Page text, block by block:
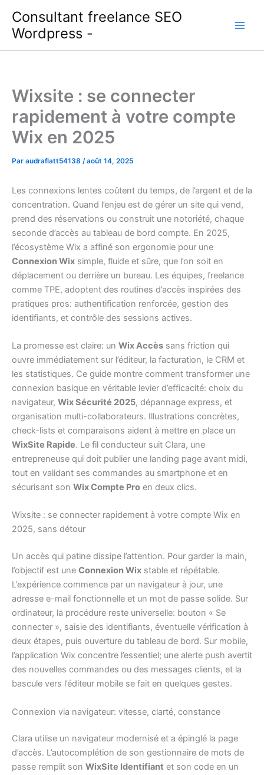
contenu
Consultant freelance SEO
Wordpress -
Wixsite : se connecter
rapidement à votre compte
Wix en 2025
Par audraflatt54138 /août 14, 2025
Les connexions lentes coûtent du temps, de l’argent et de la
concentration. Quand l’enjeu est de gérer un site qui vend,
prend des réservations ou construit une notoriété, chaque
seconde d’accès au tableau de bord compte. En 2025,
l’écosystème Wix a affiné son ergonomie pour une
Connexion Wix simple, fluide et sûre, que l’on soit en
déplacement ou derrière un bureau. Les équipes, freelance
comme TPE, adoptent des routines d’accès inspirées des
pratiques pros: authentification renforcée, gestion des
identifiants, et contrôle des sessions actives.
La promesse est claire: un Wix Accès sans friction qui
ouvre immédiatement sur l’éditeur, la facturation, le CRM et
les statistiques. Ce guide montre comment transformer une
connexion basique en véritable levier d’efficacité: choix du
navigateur, Wix Sécurité 2025, dépannage express, et
organisation multi-collaborateurs. Illustrations concrètes,
check-lists et comparaisons aident à mettre en place un
WixSite Rapide. Le fil conducteur suit Clara, une
entrepreneuse qui doit publier une landing page avant midi,
tout en validant ses commandes au smartphone et en
sécurisant son Wix Compte Pro en deux clics.
Wixsite : se connecter rapidement à votre compte Wix en
2025, sans détour
Un accès qui patine dissipe l’attention. Pour garder la main,
l’objectif est une Connexion Wix stable et répétable.
L’expérience commence par un navigateur à jour, une
adresse e-mail fonctionnelle et un mot de passe solide. Sur
ordinateur, la procédure reste universelle: bouton « Se
connecter », saisie des identifiants, éventuelle vérification à
deux étapes, puis ouverture du tableau de bord. Sur mobile,
l’application Wix concentre l’essentiel; une alerte push avertit
des nouvelles commandes ou des messages clients, et la
bascule vers l’éditeur mobile se fait en quelques gestes.
Connexion via navigateur: vitesse, clarté, constance
Clara utilise un navigateur modernisé et a épinglé la page
d’accès. L’autocomplétion de son gestionnaire de mots de
passe remplit son WixSite Identifiant et son code en un